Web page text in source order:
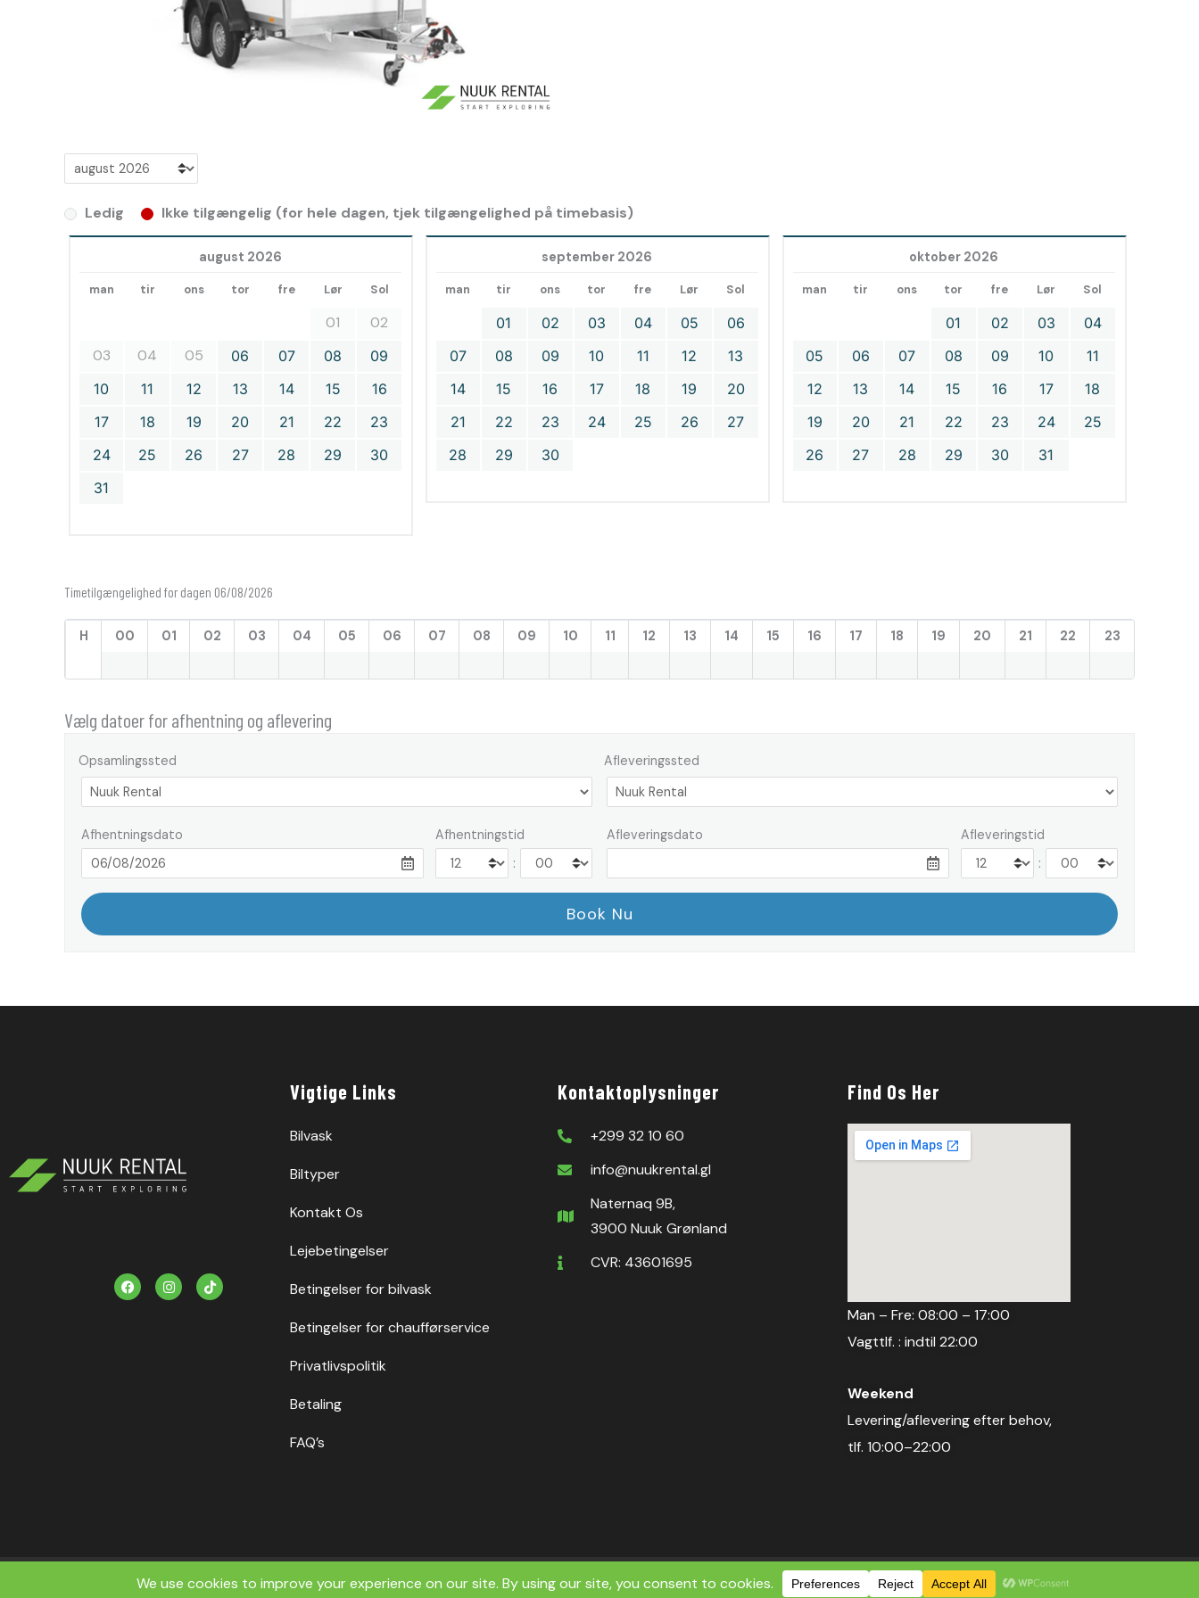
Ledig Ikke tilgængelig (for hele dagen, tjek tilgængelighed på timebasis)
august 2026
man tir ons tor fre Lør Sol
01
02
03
04 05 06 07 08
09
10
11 12 13 14 15
16
17
18 19 20 21 22
23
24
25 26 27 28 29
30
31
september 2026
man tir ons tor fre Lør Sol
01 02 03 04 05
06
07
08 09 10 11 12
13
14
15 16 17 18 19
20
21
22 23 24 25 26
27
28
29 30
oktober 2026
man tir ons tor fre Lør Sol
01 02 03
04
05
06 07 08 09 10
11
12
13 14 15 16 17
18
19
20 21 22 23 24
25
26
27 28 29 30 31
Timetilgængelighed for dagen 06/08/2026
H 00 01 02 03 04 05 06 07 08 09 10 11 12 13 14 15 16 17 18 19 20 21 22 23
Vælg datoer for afhentning og aflevering
Opsamlingssted Afleveringssted
Afhentningsdato Afhentningstid
:
Afleveringsdato Afleveringstid
:
F
a
c
I
n
s
T
i
k
Vigtige Links
Bilvask
Biltyper
Kontakt Os
Lejebetingelser
Betingelser for bilvask
Betingelser for chaufførservice
Privatlivspolitik
Betaling
FAQ’s
Kontaktoplysninger
+299 32 10 60
info@nuukrental.gl
Naternaq 9B,
3900 Nuuk Grønland
CVR: 43601695
Find Os Her
Man – Fre: 08:00 – 17:00
Vagttlf. : indtil 22:00
Weekend
Levering/aflevering efter behov,
tlf. 10:00–22:00
Copyright ©2026 Nuuk Rental ApS | All Rights Reserved.